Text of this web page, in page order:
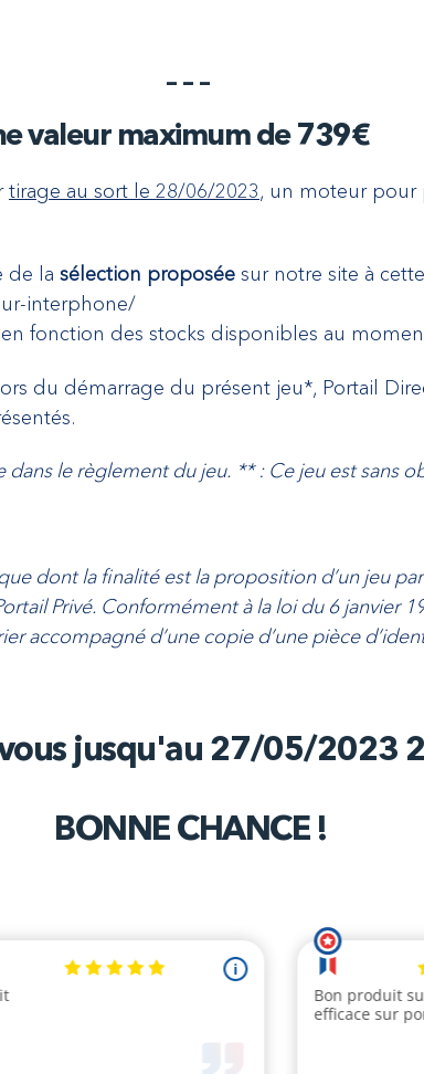
– – –
valeur maximum de 739€
tirage au sort le 28/06/2023, un moteur pour
de la sélection proposée sur notre site à
interphone/
fonction des stocks disponibles au
du démarrage du présent jeu*, Portail
.
le règlement du jeu. ** : Ce jeu est sans
dont la finalité est la proposition d’un jeu
Privé. Conformément à la loi du 6 janvier
accompagné d’une copie d’une pièce
jusqu'au 27/05/2023
BONNE CHANCE !